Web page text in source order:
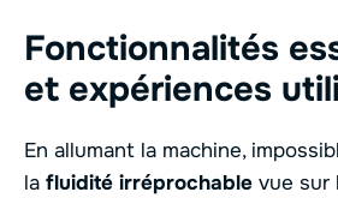
Fonctionnalités
et expériences
En allumant la machine,
la fluidité irréprochable vue sur